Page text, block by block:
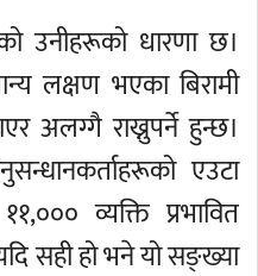
उनीहरूको धारणा छ।
लक्षण भएका बिरामी
अलग्गै राख्नुपर्ने हुन्छ।
एउटा
व्यक्ति प्रभावित
सही हो भने यो सङ्ख्या